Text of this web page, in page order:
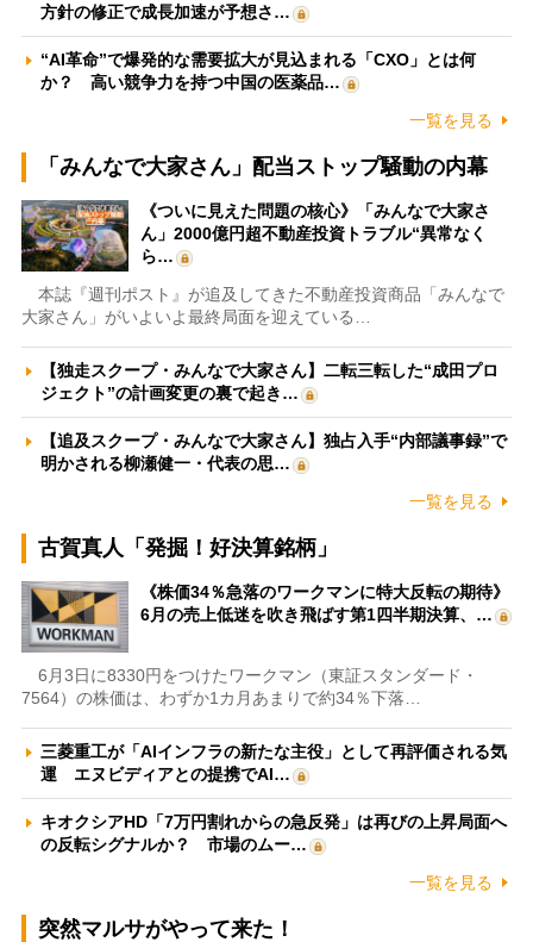
方針の修正で成長加速が予想さ…
“AI革命”で爆発的な需要拡大が見込まれる「CXO」とは何
か？ 高い競争力を持つ中国の医薬品…
一覧を見る
「みんなで大家さん」配当ストップ騒動の内幕
《ついに見えた問題の核心》「みんなで大家さ
ん」2000億円超不動産投資トラブル“異常なく
ら…
本誌『週刊ポスト』が追及してきた不動産投資商品「みんなで
大家さん」がいよいよ最終局面を迎えている…
【独走スクープ・みんなで大家さん】二転三転した“成田プロ
ジェクト”の計画変更の裏で起き…
【追及スクープ・みんなで大家さん】独占入手“内部議事録”で
明かされる柳瀬健一・代表の思…
一覧を見る
古賀真人「発掘！好決算銘柄」
《株価34％急落のワークマンに特大反転の期待》
6月の売上低迷を吹き飛ばす第1四半期決算、…
6月3日に8330円をつけたワークマン（東証スタンダード・
7564）の株価は、わずか1カ月あまりで約34％下落…
三菱重工が「AIインフラの新たな主役」として再評価される気
運 エヌビディアとの提携でAI…
キオクシアHD「7万円割れからの急反発」は再びの上昇局面へ
の反転シグナルか？ 市場のムー…
一覧を見る
突然マルサがやって来た！